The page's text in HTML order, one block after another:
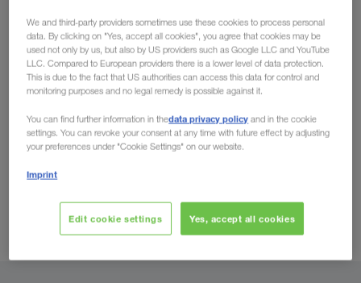
und Elektronik.
We and third-party providers sometimes use these cookies to process personal
data. By clicking on "Yes, accept all cookies", you agree that cookies may be
used not only by us, but also by US providers such as Google LLC and YouTube
LLC. Compared to European providers there is a lower level of data protection.
This is due to the fact that US authorities can access this data for control and
monitoring purposes and no legal remedy is possible against it.
You can find further information in thedata privacy policy and in the cookie
settings. You can revoke your consent at any time with future effect by adjusting
your preferences under "Cookie Settings" on our website.
Imprint
Edit cookie settings Yes, accept all cookies